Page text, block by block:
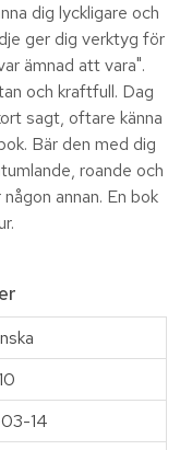
dig lyckligare och
ger dig verktyg för
ämnad att vara".
och kraftfull. Dag
sagt, oftare känna
Bär den med dig
roande och
annan. En bok
14